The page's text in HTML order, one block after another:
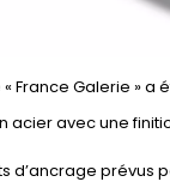
France Galerie »
avec une
d’ancrage